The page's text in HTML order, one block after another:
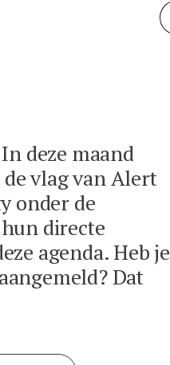
deze maand
vlag van Alert
onder de
directe
agenda. Heb je
Dat